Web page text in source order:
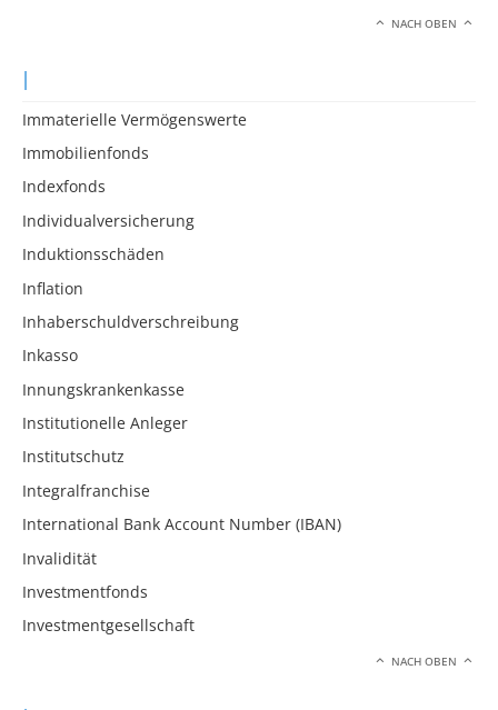
NACH OBEN
I
Immaterielle Vermögenswerte
Immobilienfonds
Indexfonds
Individualversicherung
Induktionsschäden
Inflation
Inhaberschuldverschreibung
Inkasso
Innungskrankenkasse
Institutionelle Anleger
Institutschutz
Integralfranchise
International Bank Account Number (IBAN)
Invalidität
Investmentfonds
Investmentgesellschaft
NACH OBEN